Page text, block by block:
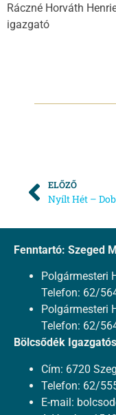
Ráczné Horváth
igazgató
ELŐZŐ
Fenntartó: Szeged
Polgármesteri
Telefon: 62/
Polgármesteri
Telefon: 62/
Bölcsődék
Cím: 6720
Telefon: 62/
E-mail: